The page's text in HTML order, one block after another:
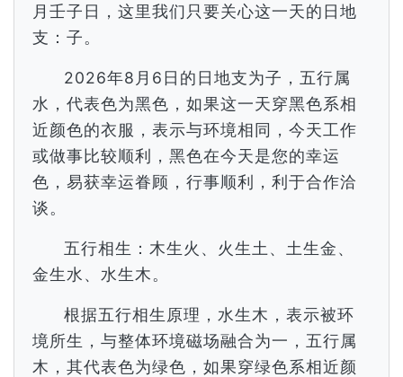
月壬子日，这里我们只要关心这一天的日地
支：子。
2026年8月6日的日地支为子，五行属
水，代表色为黑色，如果这一天穿黑色系相
近颜色的衣服，表示与环境相同，今天工作
或做事比较顺利，黑色在今天是您的幸运
色，易获幸运眷顾，行事顺利，利于合作洽
谈。
五行相生：木生火、火生土、土生金、
金生水、水生木。
根据五行相生原理，水生木，表示被环
境所生，与整体环境磁场融合为一，五行属
木，其代表色为绿色，如果穿绿色系相近颜